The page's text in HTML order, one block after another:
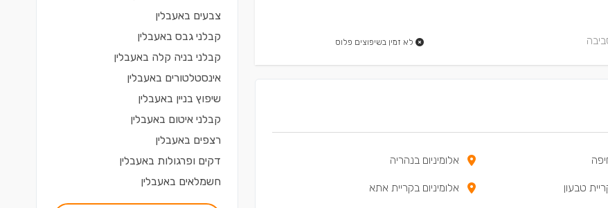
לא זמין בשיפוצים פלוס
אלומיניום בנהריה
טבעון אלומיניום בקריית אתא
צבעים באעבלין
קבלני גבס באעבלין
קבלני בניה קלה באעבלין
אינסטלטורים באעבלין
שיפוץ בניין באעבלין
קבלני איטום באעבלין
רצפים באעבלין
דקים ופרגולות באעבלין
חשמלאים באעבלין